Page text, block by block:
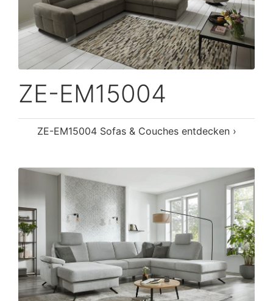
ZE-EM15004
ZE-EM15004 Sofas & Couches entdecken ›